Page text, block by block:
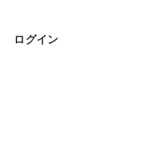
ログイン